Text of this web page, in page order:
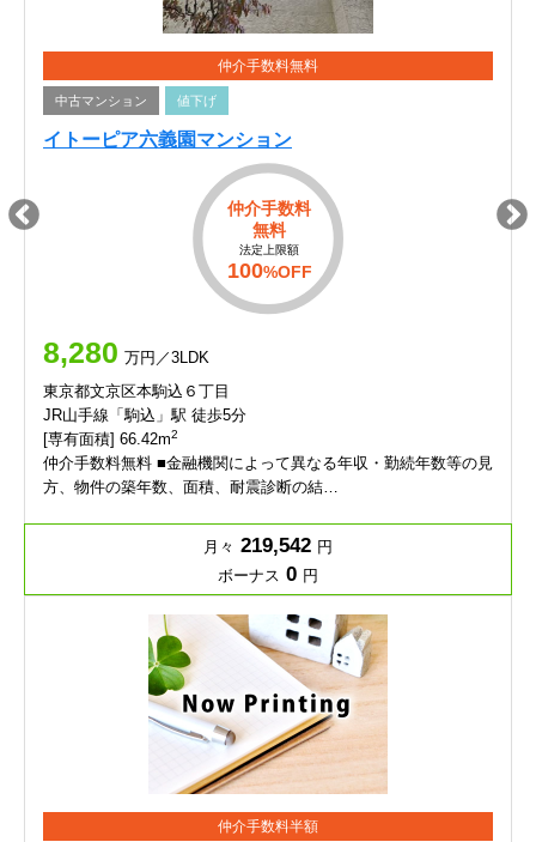
仲介手数料無料
中古マンション 値下げ
イトーピア六義園マンション
仲介手数料
無料
法定上限額
100%OFF
8,280 万円／3LDK
東京都文京区本駒込６丁目
JR山手線「駒込」駅 徒歩5分
[専有面積] 66.42m2
仲介手数料無料 ■金融機関によって異なる年収・勤続年数等の見
方、物件の築年数、面積、耐震診断の結…
月々 219,542 円
ボーナス 0 円
仲介手数料半額